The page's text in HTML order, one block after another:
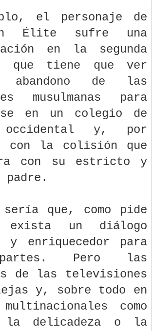
el personaje de
Élite sufre una
en la segunda
que tiene que ver
de las
musulmanas para
en un colegio de
occidental y, por
con la colisión que
con su estricto y
que, como pide
exista un diálogo
enriquecedor para
partes. Pero las
de las televisiones
y, sobre todo en
como
delicadeza o la